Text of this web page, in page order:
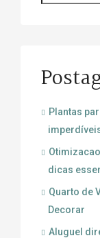
Plantas
dicas
Quarto de
Decorar
Aluguel